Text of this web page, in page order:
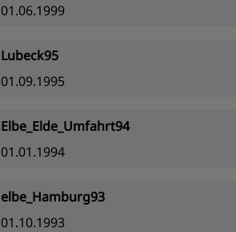
01.06.1999
Lubeck95
01.09.1995
Elbe_Elde_Umfahrt94
01.01.1994
elbe_Hamburg93
01.10.1993